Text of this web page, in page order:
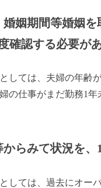
姻期間等婚姻を
確認する必要が
しては、夫婦の年齢
の仕事がまだ勤務1
らみて状況を、
しては、過去にオー